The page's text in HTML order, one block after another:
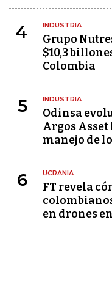
4 INDUSTRIA
Grupo
$10,3
Colombia
5 INDUSTRIA
Odinsa
Argos
manejo de
6 UCRANIA
FT revela
en drones